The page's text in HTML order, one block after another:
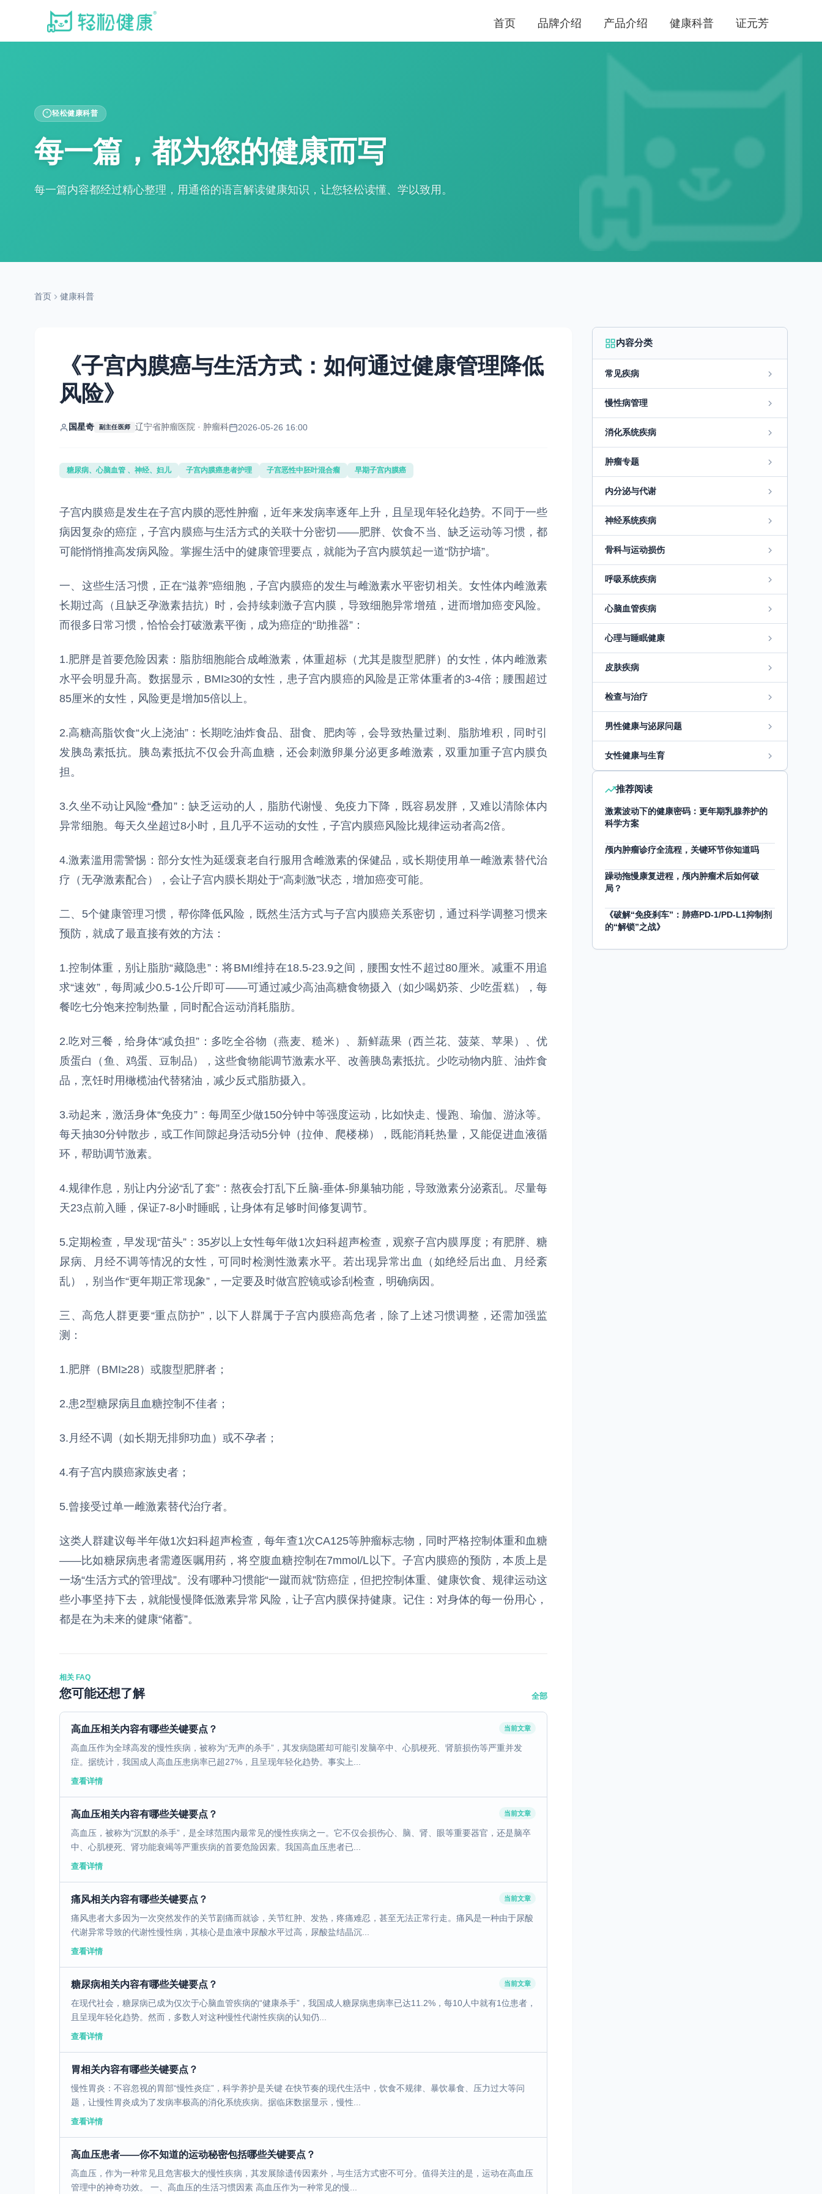
首页 品牌介绍 产品介绍 健康科普 证元芳
轻松健康科普
每一篇，都为您的健康而写
每一篇内容都经过精心整理，用通俗的语言解读健康知识，让您轻松读懂、学以致用。
首页 健康科普
《子宫内膜癌与生活方式：如何通过健康管理降低
风险》
国星奇 副主任医师 辽宁省肿瘤医院 · 肿瘤科 2026-05-26 16:00
糖尿病、心脑血管 、神经、妇儿 子宫内膜癌患者护理 子宫恶性中胚叶混合瘤 早期子宫内膜癌
子宫内膜癌是发生在子宫内膜的恶性肿瘤，近年来发病率逐年上升，且呈现年轻化趋势。不同于一些
病因复杂的癌症，子宫内膜癌与生活方式的关联十分密切——肥胖、饮食不当、缺乏运动等习惯，都
可能悄悄推高发病风险。掌握生活中的健康管理要点，就能为子宫内膜筑起一道“防护墙”。
一、这些生活习惯，正在“滋养”癌细胞，子宫内膜癌的发生与雌激素水平密切相关。女性体内雌激素
长期过高（且缺乏孕激素拮抗）时，会持续刺激子宫内膜，导致细胞异常增殖，进而增加癌变风险。
而很多日常习惯，恰恰会打破激素平衡，成为癌症的“助推器”：
1.肥胖是首要危险因素：脂肪细胞能合成雌激素，体重超标（尤其是腹型肥胖）的女性，体内雌激素
水平会明显升高。数据显示，BMI≥30的女性，患子宫内膜癌的风险是正常体重者的3-4倍；腰围超过
85厘米的女性，风险更是增加5倍以上。
2.高糖高脂饮食“火上浇油”：长期吃油炸食品、甜食、肥肉等，会导致热量过剩、脂肪堆积，同时引
发胰岛素抵抗。胰岛素抵抗不仅会升高血糖，还会刺激卵巢分泌更多雌激素，双重加重子宫内膜负
担。
3.久坐不动让风险“叠加”：缺乏运动的人，脂肪代谢慢、免疫力下降，既容易发胖，又难以清除体内
异常细胞。每天久坐超过8小时，且几乎不运动的女性，子宫内膜癌风险比规律运动者高2倍。
4.激素滥用需警惕：部分女性为延缓衰老自行服用含雌激素的保健品，或长期使用单一雌激素替代治
疗（无孕激素配合），会让子宫内膜长期处于“高刺激”状态，增加癌变可能。
二、5个健康管理习惯，帮你降低风险，既然生活方式与子宫内膜癌关系密切，通过科学调整习惯来
预防，就成了最直接有效的方法：
1.控制体重，别让脂肪“藏隐患”：将BMI维持在18.5-23.9之间，腰围女性不超过80厘米。减重不用追
求“速效”，每周减少0.5-1公斤即可——可通过减少高油高糖食物摄入（如少喝奶茶、少吃蛋糕），每
餐吃七分饱来控制热量，同时配合运动消耗脂肪。
2.吃对三餐，给身体“减负担”：多吃全谷物（燕麦、糙米）、新鲜蔬果（西兰花、菠菜、苹果）、优
质蛋白（鱼、鸡蛋、豆制品），这些食物能调节激素水平、改善胰岛素抵抗。少吃动物内脏、油炸食
品，烹饪时用橄榄油代替猪油，减少反式脂肪摄入。
3.动起来，激活身体“免疫力”：每周至少做150分钟中等强度运动，比如快走、慢跑、瑜伽、游泳等。
每天抽30分钟散步，或工作间隙起身活动5分钟（拉伸、爬楼梯），既能消耗热量，又能促进血液循
环，帮助调节激素。
4.规律作息，别让内分泌“乱了套”：熬夜会打乱下丘脑-垂体-卵巢轴功能，导致激素分泌紊乱。尽量每
天23点前入睡，保证7-8小时睡眠，让身体有足够时间修复调节。
5.定期检查，早发现“苗头”：35岁以上女性每年做1次妇科超声检查，观察子宫内膜厚度；有肥胖、糖
尿病、月经不调等情况的女性，可同时检测性激素水平。若出现异常出血（如绝经后出血、月经紊
乱），别当作“更年期正常现象”，一定要及时做宫腔镜或诊刮检查，明确病因。
三、高危人群更要“重点防护”，以下人群属于子宫内膜癌高危者，除了上述习惯调整，还需加强监
测：
1.肥胖（BMI≥28）或腹型肥胖者；
2.患2型糖尿病且血糖控制不佳者；
3.月经不调（如长期无排卵功血）或不孕者；
4.有子宫内膜癌家族史者；
5.曾接受过单一雌激素替代治疗者。
这类人群建议每半年做1次妇科超声检查，每年查1次CA125等肿瘤标志物，同时严格控制体重和血糖
——比如糖尿病患者需遵医嘱用药，将空腹血糖控制在7mmol/L以下。子宫内膜癌的预防，本质上是
一场“生活方式的管理战”。没有哪种习惯能“一蹴而就”防癌症，但把控制体重、健康饮食、规律运动这
些小事坚持下去，就能慢慢降低激素异常风险，让子宫内膜保持健康。记住：对身体的每一份用心，
都是在为未来的健康“储蓄”。
相关 FAQ
您可能还想了解 全部
高血压相关内容有哪些关键要点？ 当前文章
高血压作为全球高发的慢性疾病，被称为“无声的杀手”，其发病隐匿却可能引发脑卒中、心肌梗死、肾脏损伤等严重并发
症。据统计，我国成人高血压患病率已超27%，且呈现年轻化趋势。事实上...
查看详情
高血压相关内容有哪些关键要点？ 当前文章
高血压，被称为“沉默的杀手”，是全球范围内最常见的慢性疾病之一。它不仅会损伤心、脑、肾、眼等重要器官，还是脑卒
中、心肌梗死、肾功能衰竭等严重疾病的首要危险因素。我国高血压患者已...
查看详情
痛风相关内容有哪些关键要点？ 当前文章
痛风患者大多因为一次突然发作的关节剧痛而就诊，关节红肿、发热，疼痛难忍，甚至无法正常行走。痛风是一种由于尿酸
代谢异常导致的代谢性慢性病，其核心是血液中尿酸水平过高，尿酸盐结晶沉...
查看详情
糖尿病相关内容有哪些关键要点？ 当前文章
在现代社会，糖尿病已成为仅次于心脑血管疾病的“健康杀手”，我国成人糖尿病患病率已达11.2%，每10人中就有1位患者，
且呈现年轻化趋势。然而，多数人对这种慢性代谢性疾病的认知仍...
查看详情
胃相关内容有哪些关键要点？
慢性胃炎：不容忽视的胃部“慢性炎症”，科学养护是关键 在快节奏的现代生活中，饮食不规律、暴饮暴食、压力过大等问
题，让慢性胃炎成为了发病率极高的消化系统疾病。据临床数据显示，慢性...
查看详情
高血压患者——你不知道的运动秘密包括哪些关键要点？
高血压，作为一种常见且危害极大的慢性疾病，其发展除遗传因素外，与生活方式密不可分。值得关注的是，运动在高血压
管理中的神奇功效。 一、高血压的生活习惯因素 高血压作为一种常见的慢...
内容分类
常见疾病
慢性病管理
消化系统疾病
肿瘤专题
内分泌与代谢
神经系统疾病
骨科与运动损伤
呼吸系统疾病
心脑血管疾病
心理与睡眠健康
皮肤疾病
检查与治疗
男性健康与泌尿问题
女性健康与生育
推荐阅读
激素波动下的健康密码：更年期乳腺养护的
科学方案
颅内肿瘤诊疗全流程，关键环节你知道吗
躁动拖慢康复进程，颅内肿瘤术后如何破
局？
《破解“免疫刹车”：肺癌PD-1/PD-L1抑制剂
的“解锁”之战》